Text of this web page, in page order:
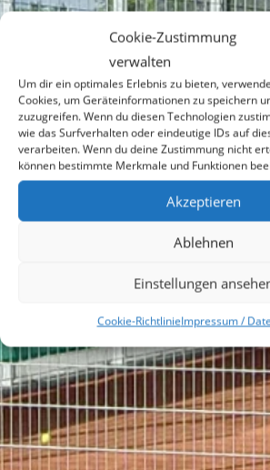
Cookie-Zustimmung
verwalten
Um dir ein optimales Erlebnis zu bieten,
Cookies, um Geräteinformationen zu speichern
zuzugreifen. Wenn du diesen Technologien
wie das Surfverhalten oder eindeutige IDs auf
verarbeiten. Wenn du deine Zustimmung nicht
können bestimmte Merkmale und Funktionen
Akzeptieren
Ablehnen
Einstellungen
Cookie-RichtlinieImpressum /
TC MAHLOW
1957 E.V.